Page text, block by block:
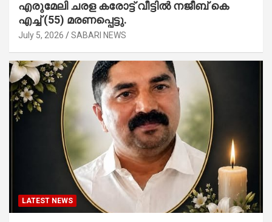
എരുമേലി ചരള കരോട്ട് വീട്ടിൽ നജീബ് കെ
എച്ച് (55) മരണപ്പെട്ടു.
July 5, 2026 SABARI NEWS
LATEST NEWS